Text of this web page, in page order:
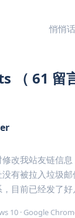
悄悄话
（ 61 留
改我站友链信
有被拉入垃圾
目前已经发了好
10 · Google